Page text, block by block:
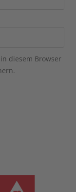
diesem Browser